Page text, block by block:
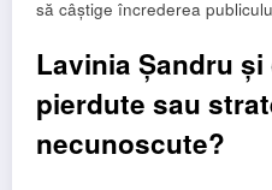
să câștige încrederea
Lavinia Șandru
pierdute sau
necunoscute?